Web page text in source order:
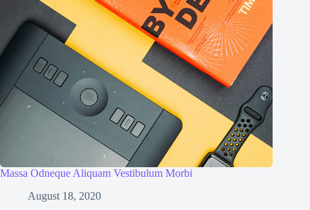
Massa Odneque Aliquam Vestibulum Morbi
August 18, 2020